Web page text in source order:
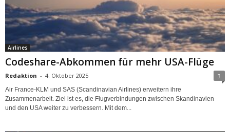
Airlines
Codeshare-Abkommen für mehr USA-Flüge
Redaktion - 4. Oktober 2025 3
Air France-KLM und SAS (Scandinavian Airlines) erweitern ihre
Zusammenarbeit. Ziel ist es, die Flugverbindungen zwischen Skandinavien
und den USA weiter zu verbessern. Mit dem...